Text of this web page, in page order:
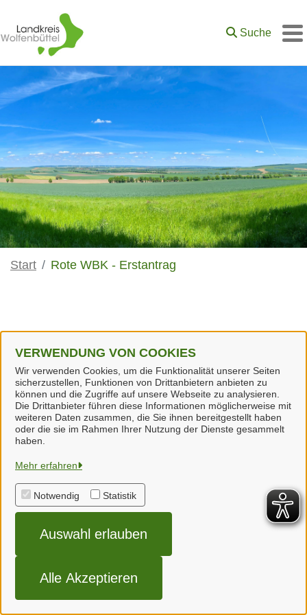
Zum Hauptinhalt springen
VERWENDUNG VON COOKIES
Wir verwenden Cookies, um die Funktionalität unserer Seiten
sicherzustellen, Funktionen von Drittanbietern anbieten zu
können und die Zugriffe auf unsere Webseite zu analysieren.
Die Drittanbieter führen diese Informationen möglicherweise mit
weiteren Daten zusammen, die Sie ihnen bereitgestellt haben
oder die sie im Rahmen Ihrer Nutzung der Dienste gesammelt
haben.
Mehr erfahren
Notwendig Statistik
Auswahl erlauben
Alle Akzeptieren
Suche
Start Rote WBK - Erstantrag
Landkreis Wolfenbüttel
Alle Rechte vorbehalten
Datenschutzerklärung